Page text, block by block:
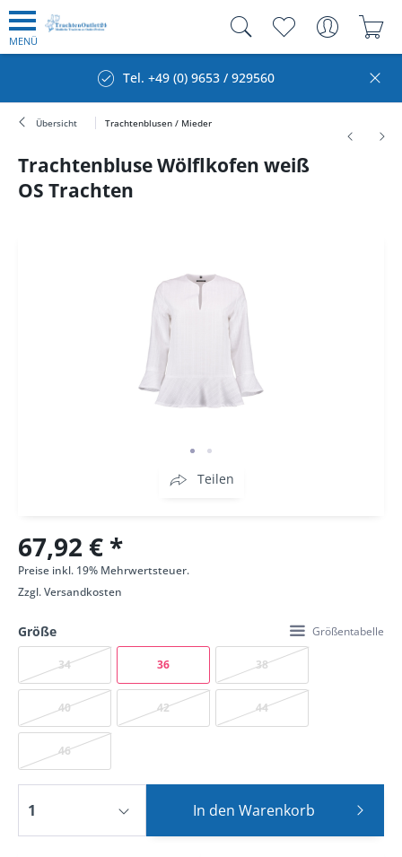
MENÜ
Tel. +49 (0) 9653 / 929560
Übersicht Trachtenblusen / Mieder
Trachtenbluse Wölflkofen weiß
OS Trachten
Teilen
67,92 € *
Preise inkl. 19% Mehrwertsteuer.
Zzgl.Versandkosten
Größe Größentabelle
34 36 38
40 42 44
46
In den Warenkorb